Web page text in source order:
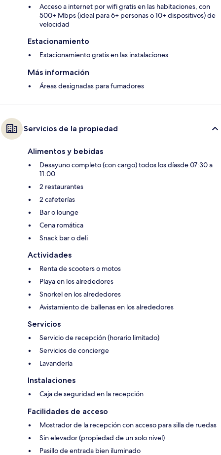
Acceso a internet por wifi gratis en las habitaciones, con
500+ Mbps (ideal para 6+ personas o 10+ dispositivos) de
velocidad
Estacionamiento
Estacionamiento gratis en las instalaciones
Más información
Áreas designadas para fumadores
Servicios de la propiedad
Alimentos y bebidas
Desayuno completo (con cargo) todos los díasde 07:30 a
11:00
2 restaurantes
2 cafeterías
Bar o lounge
Cena romática
Snack bar o deli
Actividades
Renta de scooters o motos
Playa en los alrededores
Snorkel en los alrededores
Avistamiento de ballenas en los alrededores
Servicios
Servicio de recepción (horario limitado)
Servicios de concierge
Lavandería
Instalaciones
Caja de seguridad en la recepción
Facilidades de acceso
Mostrador de la recepción con acceso para silla de ruedas
Sin elevador (propiedad de un solo nivel)
Pasillo de entrada bien iluminado